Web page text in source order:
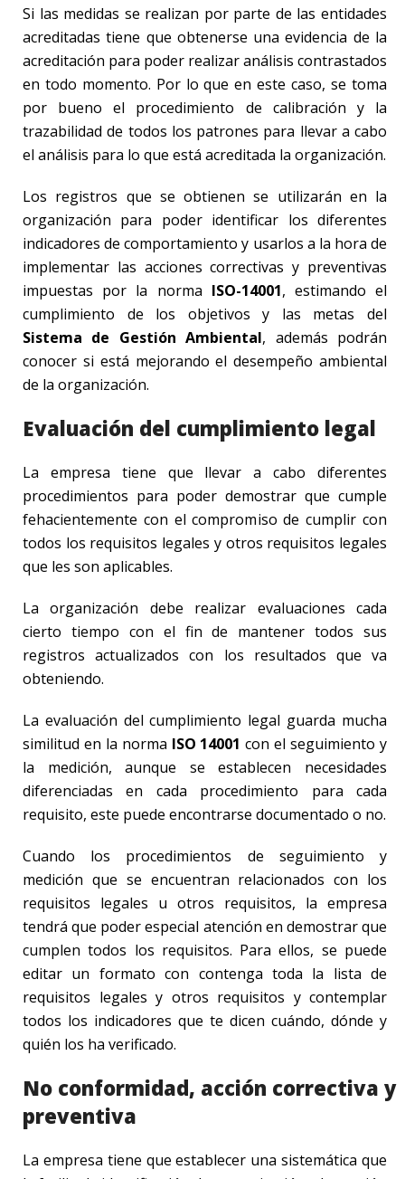
Si las medidas se realizan por parte de las entidades
acreditadas tiene que obtenerse una evidencia de la
acreditación para poder realizar análisis contrastados
en todo momento. Por lo que en este caso, se toma
por bueno el procedimiento de calibración y la
trazabilidad de todos los patrones para llevar a cabo
el análisis para lo que está acreditada la organización.
Los registros que se obtienen se utilizarán en la
organización para poder identificar los diferentes
indicadores de comportamiento y usarlos a la hora de
implementar las acciones correctivas y preventivas
impuestas por la norma ISO-14001, estimando el
cumplimiento de los objetivos y las metas del
Sistema de Gestión Ambiental, además podrán
conocer si está mejorando el desempeño ambiental
de la organización.
Evaluación del cumplimiento legal
La empresa tiene que llevar a cabo diferentes
procedimientos para poder demostrar que cumple
fehacientemente con el compromiso de cumplir con
todos los requisitos legales y otros requisitos legales
que les son aplicables.
La organización debe realizar evaluaciones cada
cierto tiempo con el fin de mantener todos sus
registros actualizados con los resultados que va
obteniendo.
La evaluación del cumplimiento legal guarda mucha
similitud en la norma ISO 14001 con el seguimiento y
la medición, aunque se establecen necesidades
diferenciadas en cada procedimiento para cada
requisito, este puede encontrarse documentado o no.
Cuando los procedimientos de seguimiento y
medición que se encuentran relacionados con los
requisitos legales u otros requisitos, la empresa
tendrá que poder especial atención en demostrar que
cumplen todos los requisitos. Para ellos, se puede
editar un formato con contenga toda la lista de
requisitos legales y otros requisitos y contemplar
todos los indicadores que te dicen cuándo, dónde y
quién los ha verificado.
No conformidad, acción correctiva y
preventiva
La empresa tiene que establecer una sistemática que